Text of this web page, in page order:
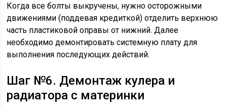
Когда все болты выкручены, нужно осторожными
движениями (поддевая кредиткой) отделить верхнюю
часть пластиковой оправы от нижний. Далее
необходимо демонтировать системную плату для
выполнения последующих действий.
Шаг №6. Демонтаж кулера и
радиатора с материнки